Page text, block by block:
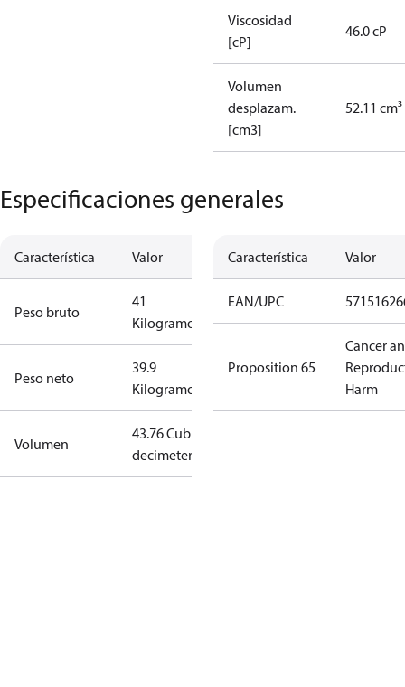
Viscosidad
[cP]
46.0 cP
Volumen
desplazam.
[cm3]
52.11 cm³
Especificaciones generales
Característica Valor
Peso bruto
41
Kilogramo
Peso neto
39.9
Kilogramo
Volumen
43.76 Cubic
decimeter
Característica Valor
EAN/UPC
Proposition 65
Cancer
Harm